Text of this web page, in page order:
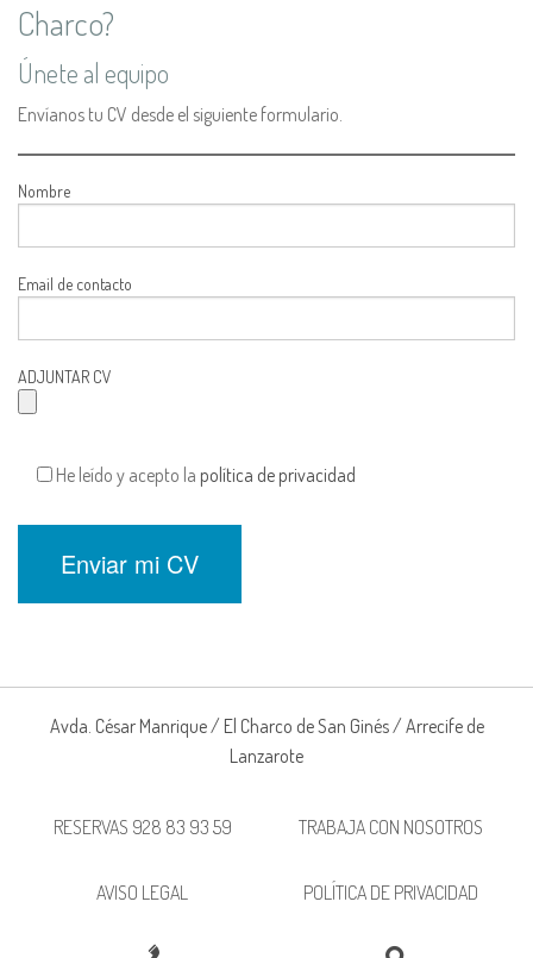
Charco?
Únete al equipo
Envíanos tu CV desde el siguiente formulario.
Nombre
Email de contacto
ADJUNTAR CV
He leído y acepto la política de privacidad
Avda. César Manrique / El Charco de San Ginés / Arrecife de
Lanzarote
RESERVAS 928 83 93 59 TRABAJA CON NOSOTROS
AVISO LEGAL POLÍTICA DE PRIVACIDAD